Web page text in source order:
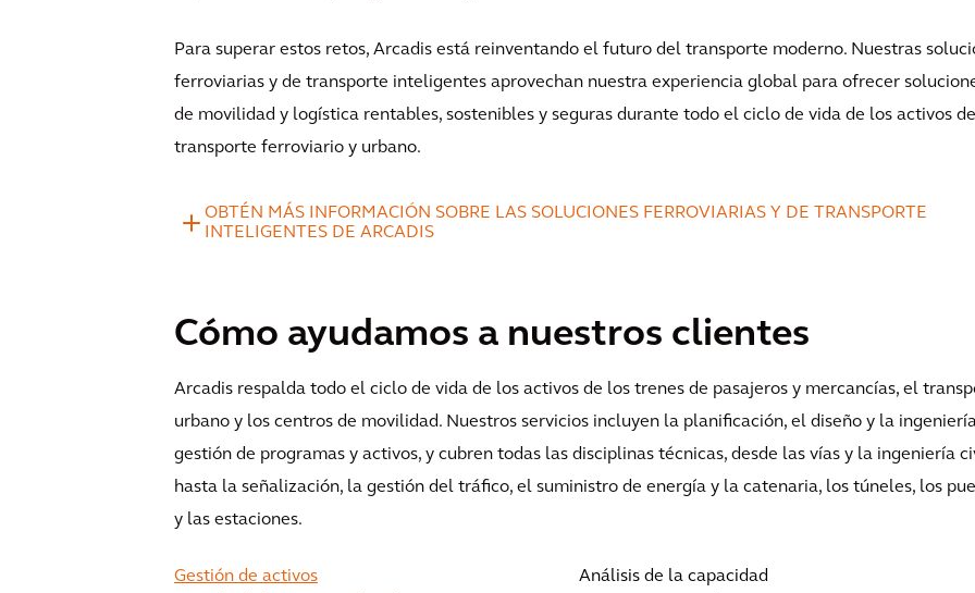
Para superar estos retos, Arcadis está reinventando el futuro del transporte moderno. Nuestras
ferroviarias y de transporte inteligentes aprovechan nuestra experiencia global para ofrecer
de movilidad y logística rentables, sostenibles y seguras durante todo el ciclo de vida de los activos de
transporte ferroviario y urbano.
OBTÉN MÁS INFORMACIÓN SOBRE LAS SOLUCIONES FERROVIARIAS Y DE TRANSPORTE
INTELIGENTES DE ARCADIS
Cómo ayudamos a nuestros clientes
Arcadis respalda todo el ciclo de vida de los activos de los trenes de pasajeros y mercancías, el
urbano y los centros de movilidad. Nuestros servicios incluyen la planificación, el diseño y la
gestión de programas y activos, y cubren todas las disciplinas técnicas, desde las vías y la ingeniería
hasta la señalización, la gestión del tráfico, el suministro de energía y la catenaria, los túneles, los
y las estaciones.
Gestión de activos
Análisis de la capacidad